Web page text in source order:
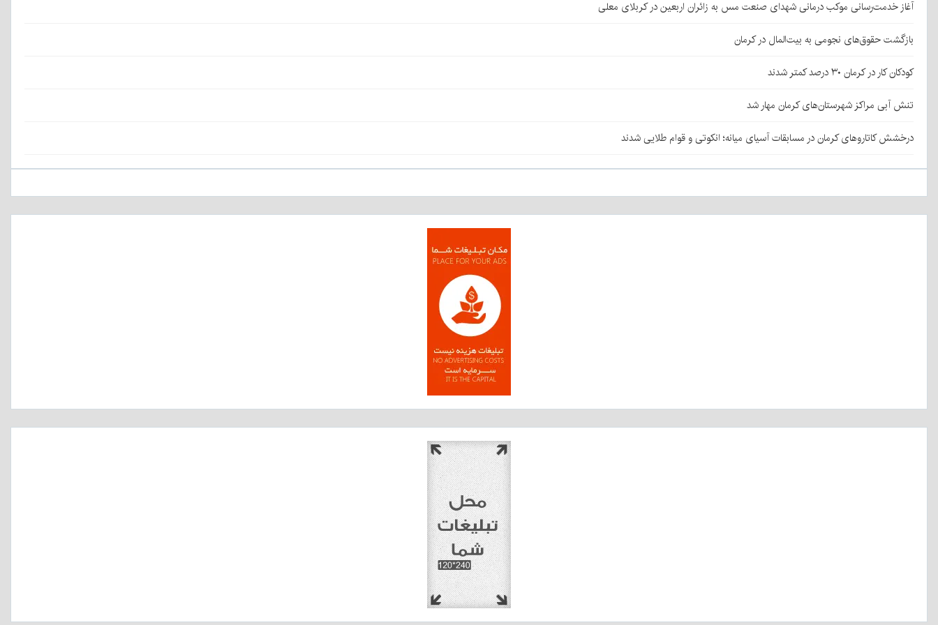
آغاز خدمت‌رسانی موکب درمانی شهدای صنعت مس به زائران اربعین در کربلای معلی
بازگشت حقوق‌های نجومی به بیت‌المال در کرمان
کودکان کار در کرمان ۳۰ درصد کمتر شدند
تنش آبی مراکز شهرستان‌های کرمان مهار شد
درخشش کاتاروهای کرمان در مسابقات آسیای میانه؛ انکوتی و قوام طلایی شدند